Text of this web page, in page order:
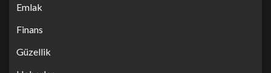
Emlak
Finans
Güzellik